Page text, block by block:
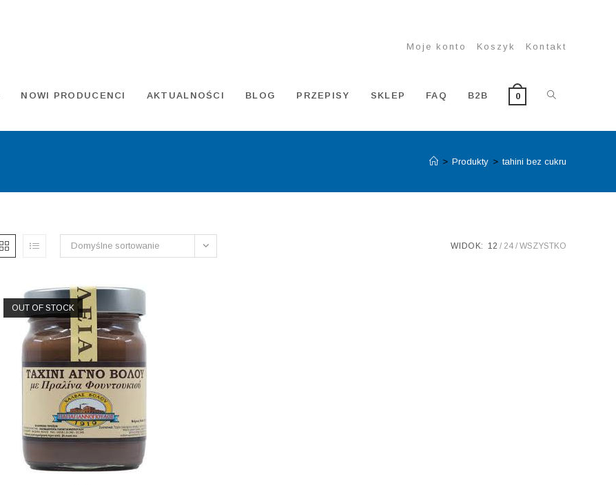
Moje konto Koszyk Kontakt
NOWI PRODUCENCI AKTUALNOŚCI BLOG PRZEPISY SKLEP FAQ B2B 0 TOGGLE
WEBSITE
> Produkty > tahini bez cukru
Domyślne sortowanie WIDOK: 12 24 WSZYSTKO
OUT OF STOCK